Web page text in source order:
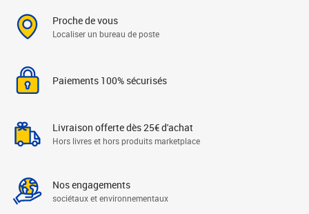
Proche de vous
Localiser un bureau de poste
Paiements 100% sécurisés
Livraison offerte dès 25€ d'achat
Hors livres et hors produits marketplace
Nos engagements
sociétaux et environnementaux